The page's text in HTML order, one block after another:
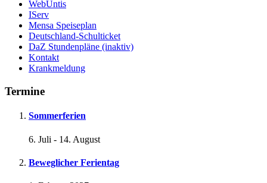
WebUntis
IServ
Mensa Speiseplan
Deutschland-Schulticket
DaZ Stundenpläne (inaktiv)
Kontakt
Krankmeldung
Termine
Sommerferien
6. Juli - 14. August
Beweglicher Ferientag